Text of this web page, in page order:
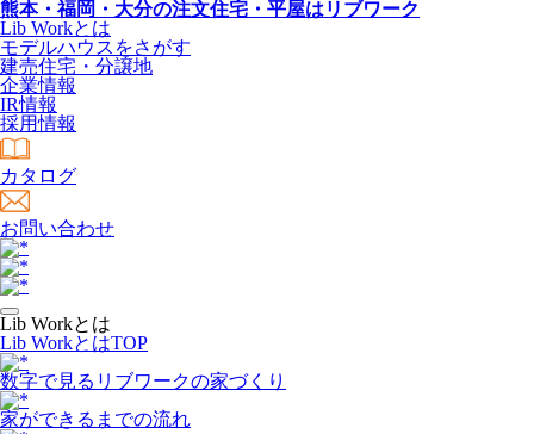
熊本・福岡・大分の注文住宅・平屋はリブワーク
Lib Workとは
モデルハウスをさがす
建売住宅・分譲地
企業情報
IR情報
採用情報
カタログ
お問い合わせ
Lib Workとは
Lib WorkとはTOP
数字で⾒るリブワークの家づくり
家ができるまでの流れ